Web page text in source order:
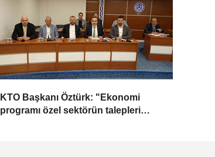
KTO Başkanı Öztürk: "Ekonomi
programı özel sektörün talepleri